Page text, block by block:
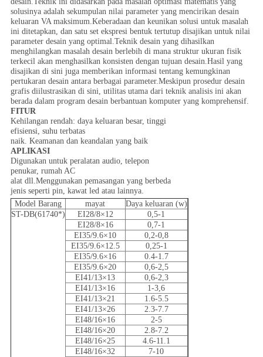
solusinya adalah sekumpulan nilai parameter yang mencirikan desain
keluaran VA maksimum.Keberadaan dan keunikan solusi untuk masalah
ini ditetapkan, dan satu set ekspresi bentuk tertutup disajikan untuk nilai
parameter desain yang optimal.Teknik desain yang dihasilkan
menghilangkan masalah desain berlebih di mana struktur ukuran fisik
terkecil akan menghasilkan konsisten dengan tujuan desain.Hasil yang
disajikan di sini juga memberikan informasi tentang kemungkinan
pertukaran desain antara berbagai parameter.Meskipun prosedur desain
grafis diilustrasikan di sini, utilitas utama dari teknik analisis ini akan
berada dalam program desain berbantuan komputer yang komprehensif.
FITUR
Kehilangan rendah: daya keluaran besar, tinggi
efisiensi, suhu terbatas
naik. Keamanan dan keandalan yang baik
APLIKASI
Digunakan untuk peralatan audio, telepon
penukar, rumah AC
alat dll.Menggunakan pemasangan yang berbeda
jenis seperti pin, kawat led atau lainnya.
Model Barang
mayat
Daya keluaran (w)
ST-DB(61740*)
EI28/8×12
0,5-1
EI28/8×16
0,7-1
EI35/9.6×10
0,2-0,8
EI35/9.6×12.5
0,25-1
EI35/9.6×16
0.4-1.7
EI35/9.6×20
0,6-2,5
EI41/13×13
0,6-2,3
EI41/13×16
1-3,6
EI41/13×21
1.6-5.5
EI41/13×26
2.3-7.7
EI48/16×16
2-5
EI48/16×20
2.8-7.2
EI48/16×25
4.6-11.1
EI48/16×32
7-10